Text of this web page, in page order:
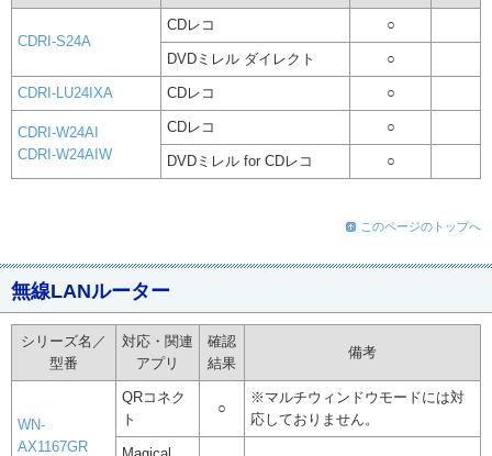
CDRI-S24A
CDレコ ○
DVDミレル ダイレクト ○
CDRI-LU24IXA CDレコ ○
CDRI-W24AI
CDRI-W24AIW
CDレコ ○
DVDミレル for CDレコ ○
このページのトップへ
無線LANルーター
シリーズ名／
型番
対応・関連
アプリ
確認
結果
備考
WN-
AX1167GR
QRコネク
ト
○
※マルチウィンドウモードには対
応しておりません。